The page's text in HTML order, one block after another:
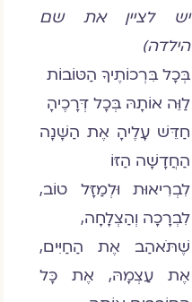
יש לציין את שם
הילדה)
בְּכָל בִּרְכוֹתֶיךָ הַטּוֹבוֹת
לַוֵּה אוֹתָהּ בְּכָל דְּרָכֶיהָ
חַדֵּשׁ עָלֶיהָ אֶת הַשָּׁנָה
הַחֲדָשָׁה הַזּוֹ
לִבְרִיאוּת וּלְמַזָּל טוֹב,
לִבְרָכָה וְהַצְלָחָה,
שֶׁתֹּאהַב אֶת הַחַיִּים,
אֶת עַצְמָהּ, אֶת כָּל